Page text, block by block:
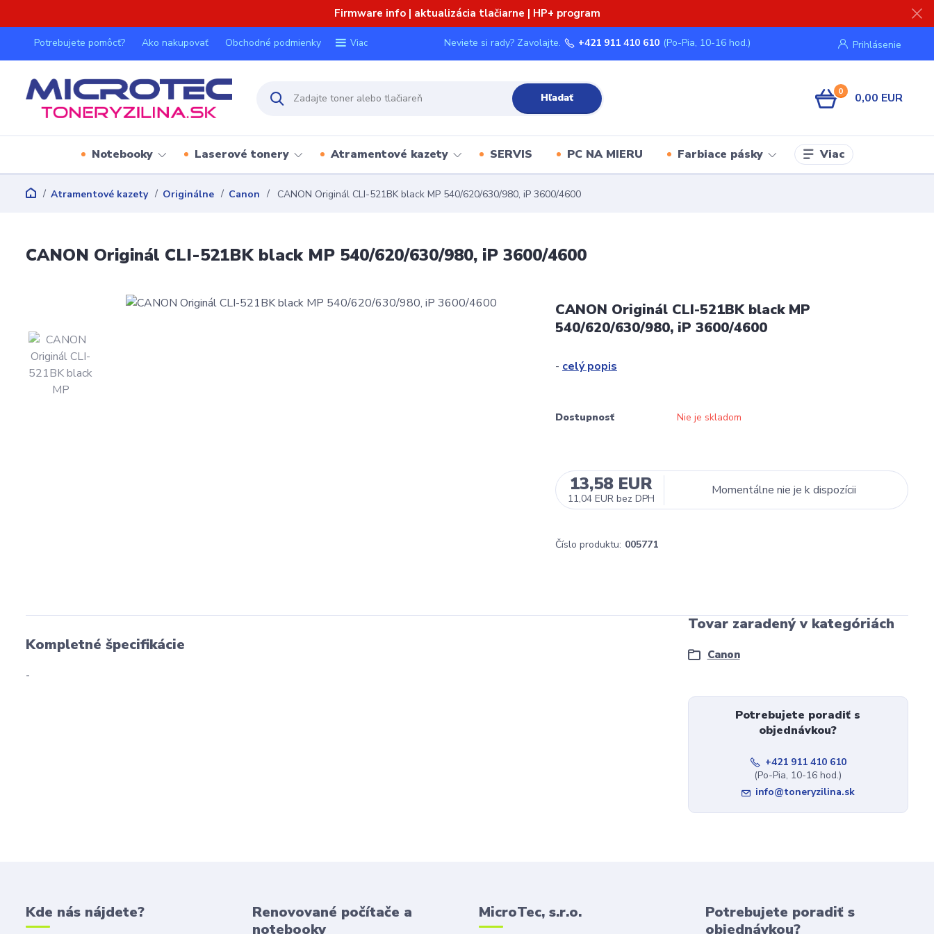
Firmware info | aktualizácia tlačiarne | HP+ program
Potrebujete pomôcť? Ako nakupovať Obchodné podmienky Viac Prihlásenie
Hľadať
Neviete si rady? Zavolajte. +421 911 410 610 (Po-Pia, 10-16 hod.)
0 0,00 EUR
Notebooky Laserové tonery Atramentové kazety SERVIS PC NA MIERU Farbiace pásky Viac
Atramentové kazety Originálne Canon CANON Originál CLI-521BK black MP 540/620/630/980, iP 3600/4600
CANON Originál CLI-521BK black MP 540/620/630/980, iP 3600/4600
CANON Originál CLI-521BK black MP
540/620/630/980, iP 3600/4600
- celý popis
Dostupnosť Nie je skladom
13,58 EUR
11,04 EUR bez DPH
Momentálne nie je k dispozícii
Číslo produktu: 005771
Kompletné špecifikácie
-
Tovar zaradený v kategóriách
Canon
Potrebujete poradiť s
objednávkou?
+421 911 410 610
(Po-Pia, 10-16 hod.)
info@toneryzilina.sk
Kde nás nájdete?
Renovované počítače a
notebooky
MicroTec, s.r.o.
Potrebujete poradiť s
objednávkou?